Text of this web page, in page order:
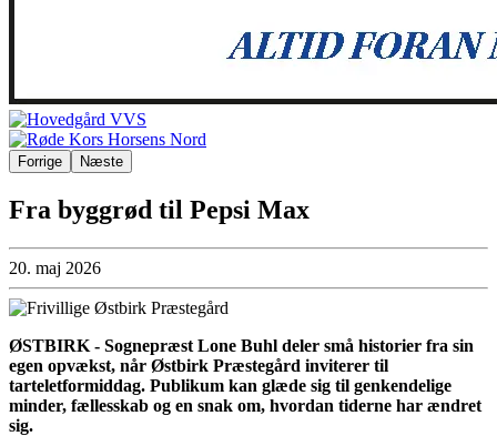
Forrige Næste
Fra byggrød til Pepsi Max
20. maj 2026
ØSTBIRK - Sognepræst Lone Buhl deler små historier fra sin
egen opvækst, når Østbirk Præstegård inviterer til
tarteletformiddag. Publikum kan glæde sig til genkendelige
minder, fællesskab og en snak om, hvordan tiderne har ændret
sig.